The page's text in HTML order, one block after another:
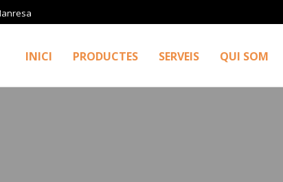
INICI PRODUCTES SERVEIS QUI SOM